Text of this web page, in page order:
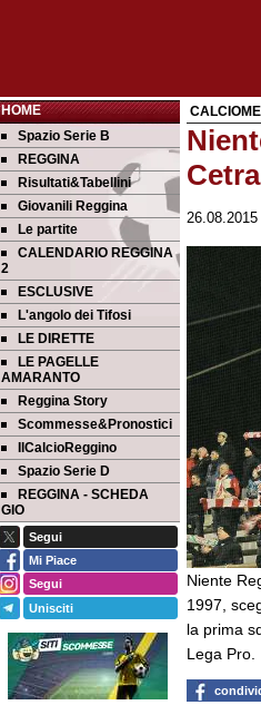
HOME
Spazio Serie B
REGGINA
Risultati&Tabellini
Giovanili Reggina
Le partite
CALENDARIO REGGINA
2
ESCLUSIVE
L'angolo dei Tifosi
LE DIRETTE
LE PAGELLE
AMARANTO
Reggina Story
Scommesse&Pronostici
IlCalcioReggino
Spazio Serie D
REGGINA - SCHEDA
GIO
Segui
Mi Piace
Segui
Unisciti
26.08.2015
Niente
1997,
la prima
Lega Pro.